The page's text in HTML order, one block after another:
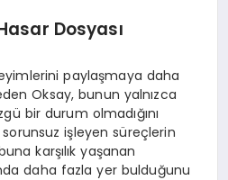
Dosyası
paylaşmaya daha
Oksay, bunun yalnızca
bir durum olmadığını
işleyen süreçlerin
karşılık yaşanan
daha fazla yer bulduğunu